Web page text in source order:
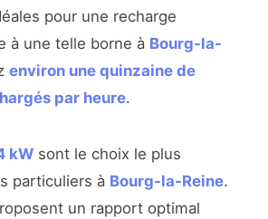
pour une recharge
à une telle borne à Bourg-la-
environ une quinzaine de
par heure.
kW sont le choix le plus
particuliers à Bourg-la-Reine.
un rapport optimal